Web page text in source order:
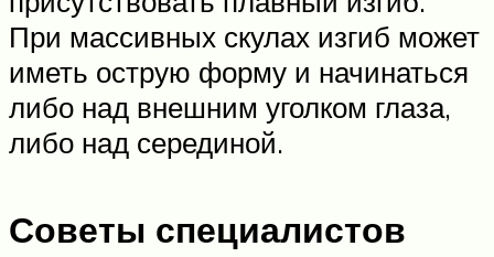
При массивных скулах изгиб может
иметь острую форму и начинаться
либо над внешним уголком глаза,
либо над серединой.
Советы специалистов